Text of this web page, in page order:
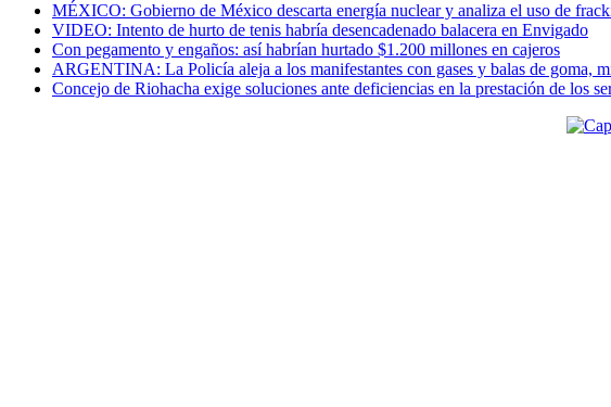
MÉXICO: Gobierno de México descarta energía nuclear y analiza el uso de
VIDEO: Intento de hurto de tenis habría desencadenado balacera en Envigado
Con pegamento y engaños: así habrían hurtado $1.200 millones en cajeros
ARGENTINA: La Policía aleja a los manifestantes con gases y balas de goma,
Concejo de Riohacha exige soluciones ante deficiencias en la prestación de los